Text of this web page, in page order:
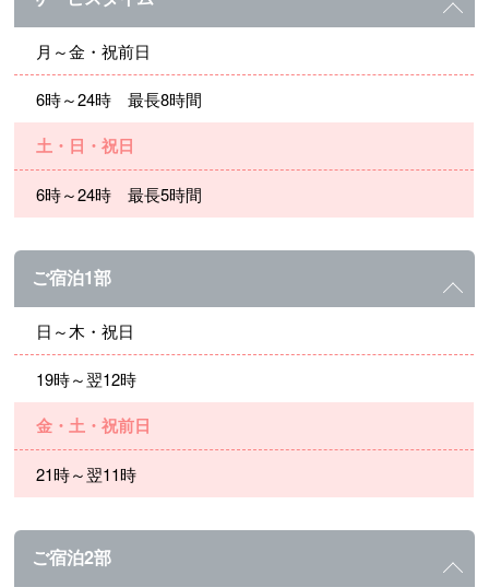
月～金・祝前日
6時～24時 最長8時間
土・日・祝日
6時～24時 最長5時間
ご宿泊1部
日～木・祝日
19時～翌12時
金・土・祝前日
21時～翌11時
ご宿泊2部